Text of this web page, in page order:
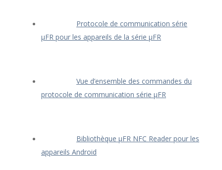
Protocole de communication série
μFR pour les appareils de la série μFR
Vue d’ensemble des commandes du
protocole de communication série μFR
Bibliothèque μFR NFC Reader pour les
appareils Android